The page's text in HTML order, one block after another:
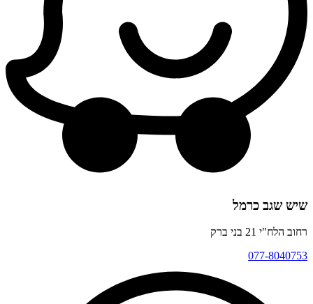
שיש שגב כרמל
רחוב הלח"י 21 בני ברק
077-8040753